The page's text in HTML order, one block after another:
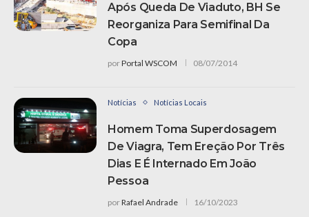
Após Queda De Viaduto, BH Se
Reorganiza Para Semifinal Da
Copa
porPortal WSCOM 08/07/2014
Notícias Notícias Locais
Homem Toma Superdosagem
De Viagra, Tem Ereção Por Três
Dias E É Internado Em João
Pessoa
porRafael Andrade 16/10/2023